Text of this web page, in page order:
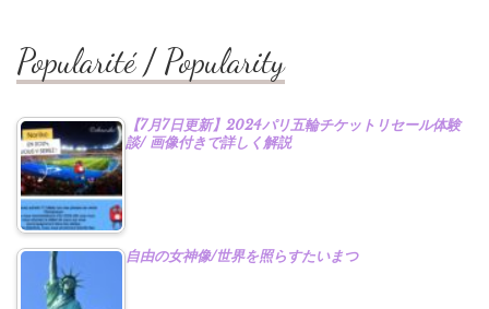
ー
Popularité / Popularity
【7月7日更新】2024パリ五輪チケットリセール体験
談/ 画像付きで詳しく解説
自由の女神像/世界を照らすたいまつ